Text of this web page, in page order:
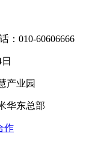
：010-60606666
产业园
华东总部
作